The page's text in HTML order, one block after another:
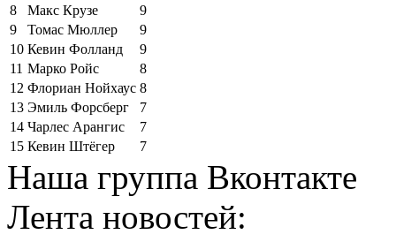
8
Макс Крузе
9
9
Томас Мюллер
9
10 Кевин Фолланд
9
11 Марко Ройс
8
12 Флориан Нойхаус 8
13 Эмиль Форсберг
7
14 Чарлес Арангис
7
15 Кевин Штёгер 7
Наша группа Вконтакте
Лента новостей: